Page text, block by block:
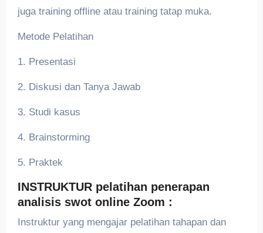
juga training offline atau training tatap muka.
Metode Pelatihan
1. Presentasi
2. Diskusi dan Tanya Jawab
3. Studi kasus
4. Brainstorming
5. Praktek
INSTRUKTUR pelatihan penerapan
analisis swot online Zoom :
Instruktur yang mengajar pelatihan tahapan dan